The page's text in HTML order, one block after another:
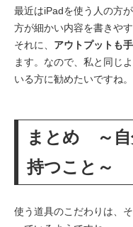
最近はiPadを使う人の方
方が細かい内容を書きや
それに、 アウトプットも
ます。なので、私と同じ
いる方に勧めたいですね。
まとめ ～自
持つこと～
使う道具のこだわりは、